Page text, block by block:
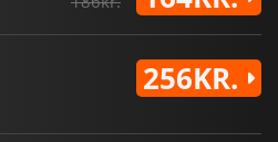
256KR.